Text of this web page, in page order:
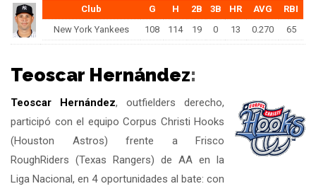
Club G H 2B 3B HR AVG
RBI
New York Yankees
108 114 19 0 13 0.270 65
Teoscar Hernández:
Teoscar Hernández, outfielders derecho,
participó con el equipo Corpus Christi Hooks
(Houston Astros) frente a Frisco
RoughRiders (Texas Rangers) de AA en la
Liga Nacional, en 4 oportunidades al bate: con